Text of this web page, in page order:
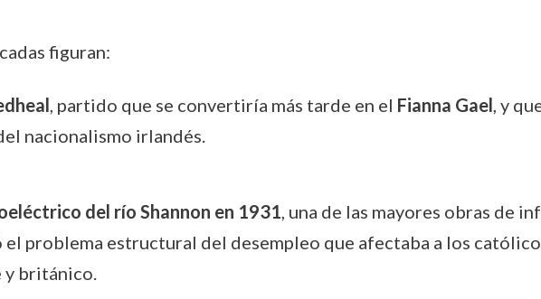
figuran:
, partido que se convertiría más tarde en el Fianna Gael, y
nacionalismo irlandés.
del río Shannon en 1931, una de las mayores obras de
el problema estructural del desempleo que afectaba a los
y británico.